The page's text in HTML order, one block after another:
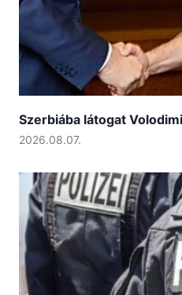
Szerbiába látogat
2026.08.07.